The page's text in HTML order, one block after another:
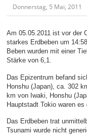
Donnerstag, 5 Mai, 2011
Am 05.05.2011 ist vor der
starkes Erdbeben um
Beben wurden mit einer
Stärke von 6,1.
Das Epizentrum befand
Honshu (Japan), ca. 302
km von Iwaki, Honshu
Hauptstadt Tokio waren es
Das Erdbeben trat
Tsunami wurde nicht